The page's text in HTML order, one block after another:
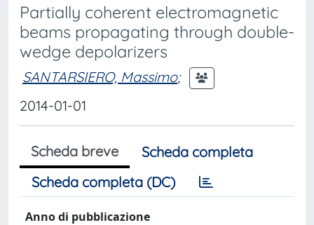
Partially coherent electromagnetic
beams propagating through double-
wedge depolarizers
SANTARSIERO, Massimo;
2014-01-01
Scheda breve
Scheda completa
Scheda completa (DC)
Anno di pubblicazione